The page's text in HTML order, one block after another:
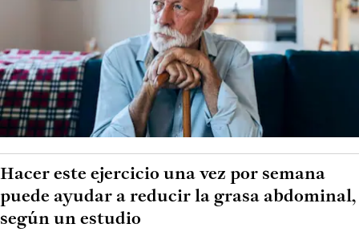
Hacer este ejercicio una vez por semana
puede ayudar a reducir la grasa abdominal,
según un estudio